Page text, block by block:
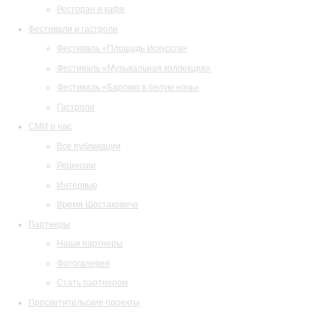
Ресторан и кафе
Фестивали и гастроли
Фестиваль «Площадь Искусств»
Фестиваль «Музыкальная коллекция»
Фестиваль «Барокко в белую ночь»
Гастроли
СМИ о нас
Все публикации
Рецензии
Интервью
Время Шостаковича
Партнеры
Наши партнеры
Фотогалерея
Стать партнером
Просветительские проекты